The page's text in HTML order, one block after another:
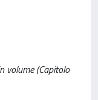
volume (Capitolo